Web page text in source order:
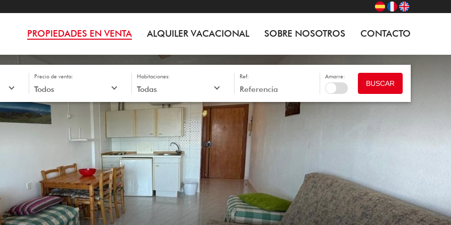
PROPIEDADES EN VENTA ALQUILER VACACIONAL SOBRE NOSOTROS CONTACTO
Precio de venta: Habitaciones: Ref: Amarre:
BUSCAR